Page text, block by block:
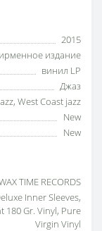
2015
издание
винил LP
Джаз
West Coast jazz
New
New
TIME RECORDS
Inner Sleeves,
180 Gr. Vinyl, Pure
Virgin Vinyl